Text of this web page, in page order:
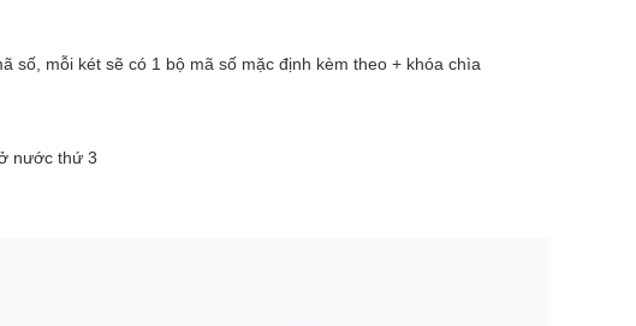
số, mỗi két sẽ có 1 bộ mã số mặc định kèm theo + khóa chìa
nước thứ 3